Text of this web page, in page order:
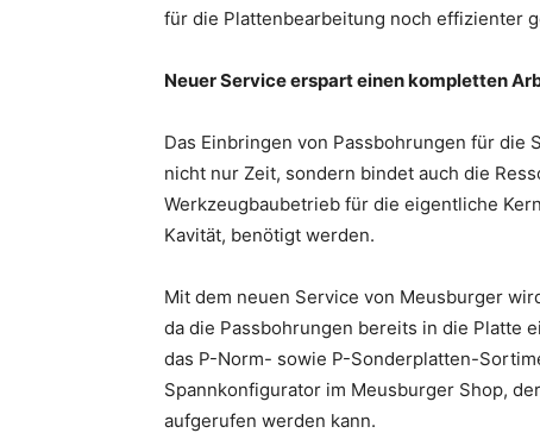
für die Plattenbearbeitung noch effizienter
Neuer Service erspart einen kompletten
Das Einbringen von Passbohrungen für
nicht nur Zeit, sondern bindet auch die
Werkzeugbaubetrieb für die eigentliche
Kavität, benötigt werden.
Mit dem neuen Service von Meusburger
da die Passbohrungen bereits in die Platte
das P-Norm- sowie P-Sonderplatten-
Spannkonfigurator im Meusburger Shop,
aufgerufen werden kann.